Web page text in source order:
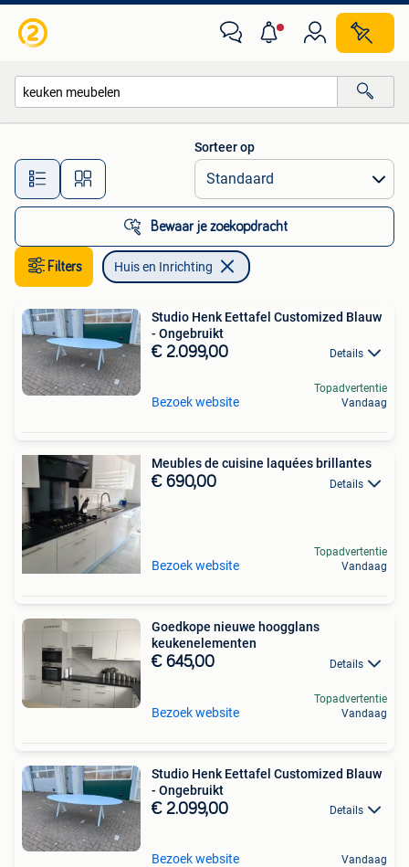
Alle afstanden…
Sorteer op
Bewaar je zoekopdracht
Filters Huis en Inrichting
Studio Henk Eettafel Customized Blauw
- Ongebruikt
€ 2.099,00 Details
Bezoek website
Topadvertentie
Vandaag
Meubles de cuisine laquées brillantes
€ 690,00 Details
Bezoek website
Topadvertentie
Vandaag
Goedkope nieuwe hoogglans
keukenelementen
€ 645,00 Details
Bezoek website
Topadvertentie
Vandaag
Studio Henk Eettafel Customized Blauw
- Ongebruikt
€ 2.099,00 Details
Bezoek website Vandaag